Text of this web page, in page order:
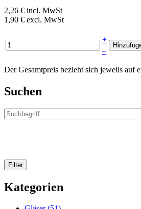
2,26 € incl. MwSt
1,90 € excl. MwSt
+
–
Der Gesamtpreis bezieht sich jeweils auf
Suchen
Kategorien